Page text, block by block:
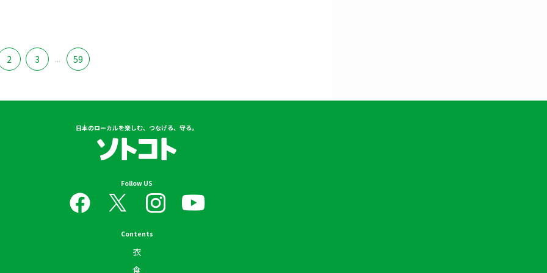
2 3 ... 59
日本のローカルを楽しむ、つなげる、守る。
Follow US
Contents
衣
食